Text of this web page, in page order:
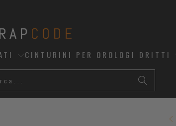
CINTURINI PER OROLOGI DRITTI